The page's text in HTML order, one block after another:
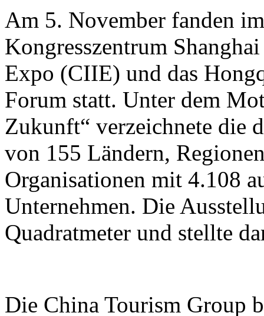
Am 5. November fanden
Kongresszentrum
Expo (CIIE) und das
Forum statt. Unter dem
Zukunft“ verzeichnete die
von 155 Ländern,
Organisationen mit 4.108
Unternehmen. Die
Quadratmeter und stellte
Die China Tourism Group